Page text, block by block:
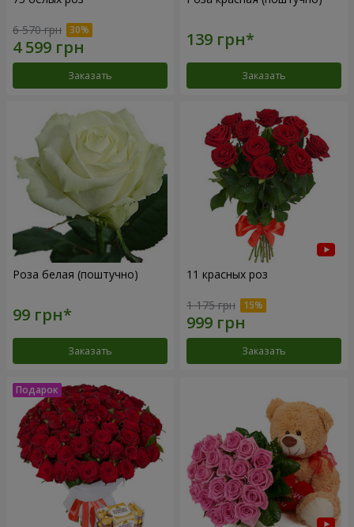
6 570 грн
Заказать Заказать
Роза белая (поштучно)
Заказать
11 красных роз
1 175 грн
Заказать